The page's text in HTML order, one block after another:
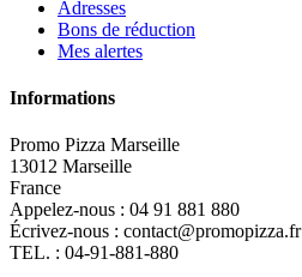
Adresses
Bons de réduction
Mes alertes
Informations
Promo Pizza Marseille
13012 Marseille
France
Appelez-nous : 04 91 881 880
Écrivez-nous : contact@promopizza.fr
TEL. : 04-91-881-880